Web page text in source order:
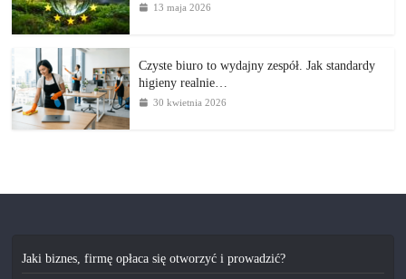
13 maja 2026
Czyste biuro to wydajny zespół. Jak standardy
higieny realnie…
30 kwietnia 2026
Jaki biznes, firmę opłaca się otworzyć i prowadzić?